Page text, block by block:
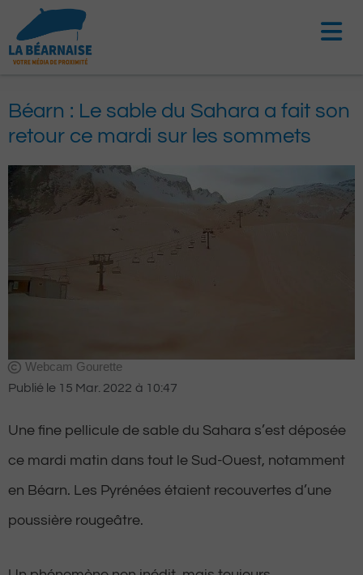
contenu
Béarn : Le sable du Sahara a fait son
retour ce mardi sur les sommets
Webcam Gourette
Publié le 15 Mar. 2022 à 10:47
Une fine pellicule de sable du Sahara s’est déposée
ce mardi matin dans tout le Sud-Ouest, notamment
en Béarn. Les Pyrénées étaient recouvertes d’une
poussière rougeâtre.